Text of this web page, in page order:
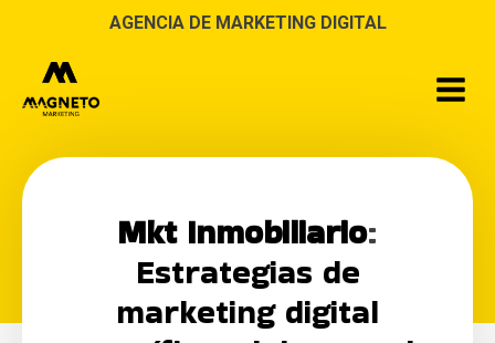
AGENCIA DE MARKETING DIGITAL
Mkt Inmobiliario:
Estrategias de
marketing digital